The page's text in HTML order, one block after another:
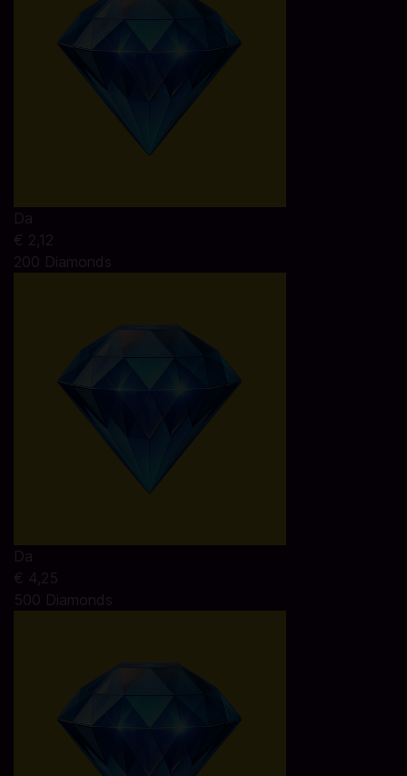
Da
€ 2,12
200 Diamonds
Da
€ 4,25
500 Diamonds